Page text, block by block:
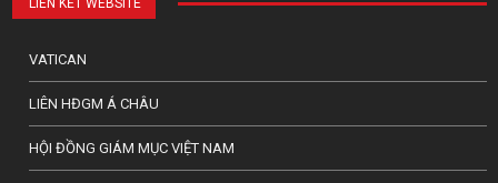
LIÊN KẾT WEBSITE
VATICAN
LIÊN HĐGM Á CHÂU
HỘI ĐỒNG GIÁM MỤC VIỆT NAM